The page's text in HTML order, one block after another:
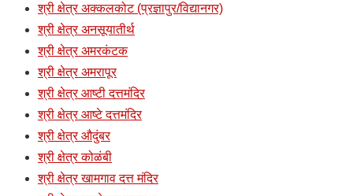
श्री क्षेत्र अक्कलकोट (प्रज्ञापुर/विद्यानगर)
श्री क्षेत्र अनसूयातीर्थ
श्री क्षेत्र अमरकंटक
श्री क्षेत्र अमरापूर
श्री क्षेत्र आष्टी दत्तमंदिर
श्री क्षेत्र आष्टे दत्तमंदिर
श्री क्षेत्र औदुंबर
श्री क्षेत्र कोळंबी
श्री क्षेत्र खामगाव दत्त मंदिर